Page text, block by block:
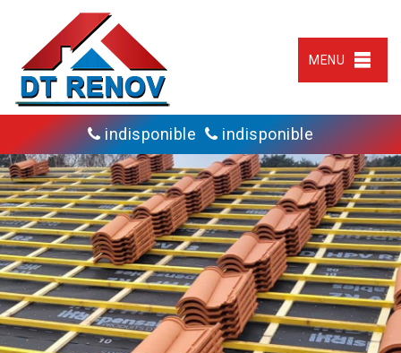
MENU
indisponible indisponible